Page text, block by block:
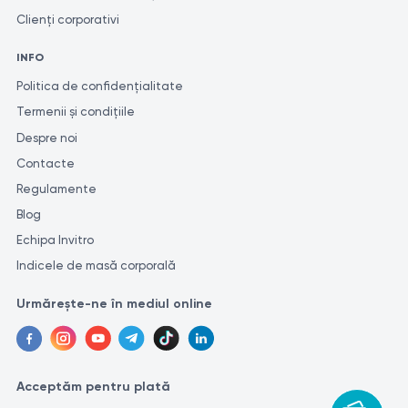
Clienți corporativi
INFO
Politica de confidențialitate
Termenii și condițiile
Despre noi
Contacte
Regulamente
Blog
Echipa Invitro
Indicele de masă corporală
Urmărește-ne în mediul online
Acceptăm pentru plată